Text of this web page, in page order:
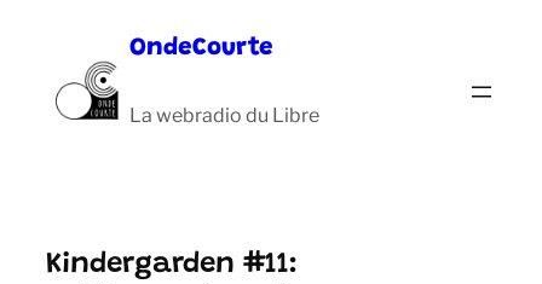
contenu
OndeCourte
La webradio du Libre
Kindergarden #11: